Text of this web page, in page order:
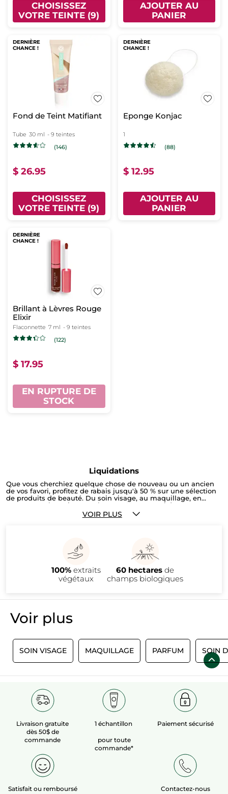
CHOISISSEZ
VOTRE TEINTE (9)
AJOUTER AU
PANIER
DERNIÈRE
CHANCE !
Fond de Teint Matifiant
Tube 30 ml - 9 teintes
(146)
$ 26.95
CHOISISSEZ
VOTRE TEINTE (9)
DERNIÈRE
CHANCE !
Eponge Konjac
1
(88)
$ 12.95
AJOUTER AU
PANIER
DERNIÈRE
CHANCE !
Brillant à Lèvres Rouge
Elixir
Flaconnette 7 ml - 9 teintes
(122)
$ 17.95
EN RUPTURE DE
STOCK
Liquidations
Que vous cherchiez quelque chose de nouveau ou un ancien
de vos favori, profitez de rabais jusqu'à 50 % sur une sélection
de produits de beauté. Du soin visage, au maquillage, en
passant par les soins pour le corps ! Les quantités sont
VOIR PLUS
100% extraits
végétaux
60 hectaresde
champs biologiques
Voir plus​
SOIN VISAGE MAQUILLAGE PARFUM SOIN
Livraison gratuite
dès 50$ de
commande
1 échantillon
pour toute
commande*
Paiement sécurisé
Satisfait ou remboursé Contactez-nous